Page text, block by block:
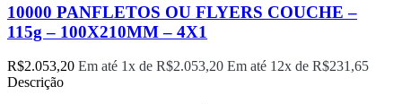
10000 PANFLETOS OU FLYERS COUCHE –
115g – 100X210MM – 4X1
R$2.053,20 Em até 1x de R$2.053,20 Em até 12x de R$231,65
Descrição